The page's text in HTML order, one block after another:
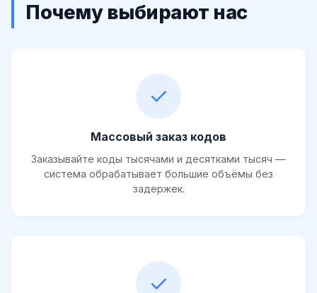
Почему выбирают нас
✓
Массовый заказ кодов
Заказывайте коды тысячами и десятками тысяч —
система обрабатывает большие объёмы без
задержек.
✓